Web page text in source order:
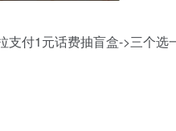
付1元话费抽盲盒->三个选